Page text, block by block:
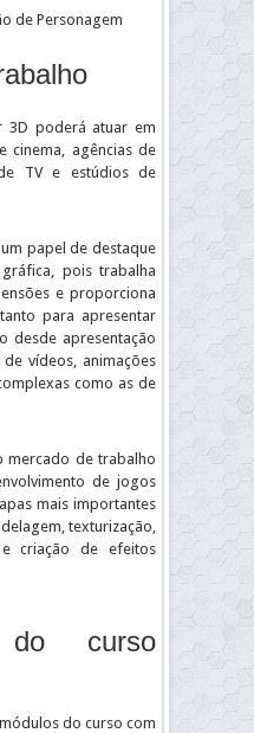
de Personagem
3D poderá atuar em
cinema, agências de
TV e estúdios de
papel de destaque
pois trabalha
e proporciona
para apresentar
desde apresentação
vídeos, animações
como as de
mercado de trabalho
de jogos
mais importantes
texturização,
criação de efeitos
do curso
do curso com